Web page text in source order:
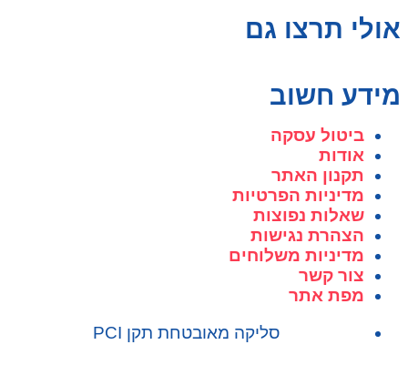
אולי תרצו גם
מידע חשוב
ביטול עסקה
אודות
תקנון האתר
מדיניות הפרטיות
שאלות נפוצות
הצהרת נגישות
מדיניות משלוחים
צור קשר
מפת אתר
סליקה מאובטחת תקן PCI